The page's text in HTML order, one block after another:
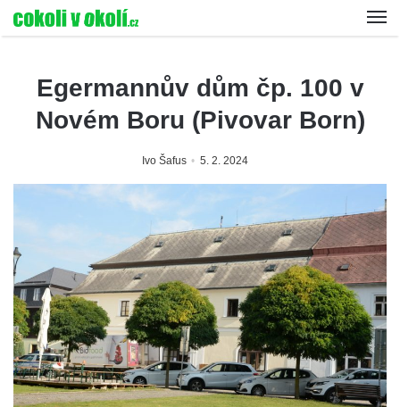
Egermannův dům čp. 100 v
Novém Boru (Pivovar Born)
Ivo Šafus 5. 2. 2024